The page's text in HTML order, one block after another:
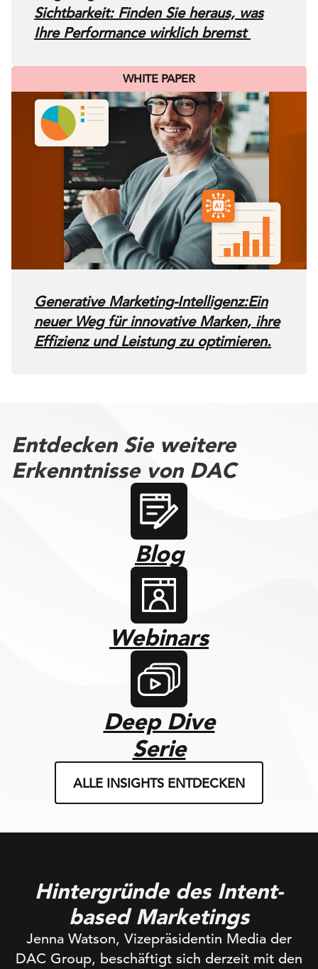
Sichtbarkeit: Finden Sie heraus, was
Ihre Performance wirklich bremst
WHITE PAPER
Generative Marketing-Intelligenz:Ein
neuer Weg für innovative Marken, ihre
Effizienz und Leistung zu optimieren.
Entdecken Sie weitere
Erkenntnisse von DAC
Blog
Webinars
Deep Dive
Serie
ALLE INSIGHTS ENTDECKEN
Hintergründe des Intent-
based Marketings
Jenna Watson, Vizepräsidentin Media der
DAC Group, beschäftigt sich derzeit mit den